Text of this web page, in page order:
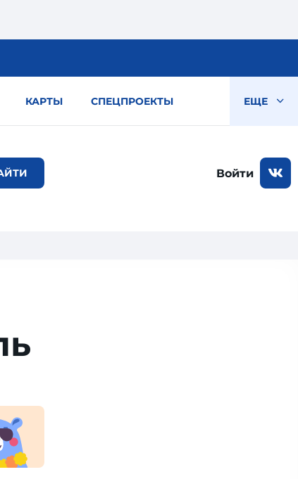
КАРТЫ СПЕЦПРОЕКТЫ ЕЩЕ
Войти